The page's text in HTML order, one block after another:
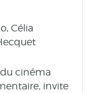
Célia
cinéma
invite